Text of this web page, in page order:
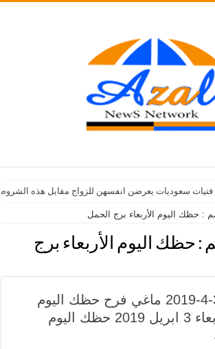
فتيات سعوديات يعرضن انفسهن للزواج مقابل هذه
: حظك اليوم الأربعاء برج الحمل
: حظك اليوم الأربعاء برج
الابراج اليوم 3-4-2019 ماغي فرح حظك اليوم
3/4/2019 الأربعاء 3 ابريل 2019 حظك اليوم